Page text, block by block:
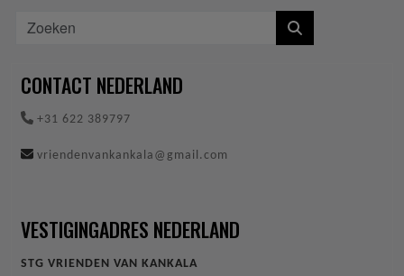
CONTACT NEDERLAND
+31 622 389797
vriendenvankankala@gmail.com
VESTIGINGADRES NEDERLAND
STG VRIENDEN VAN KANKALA